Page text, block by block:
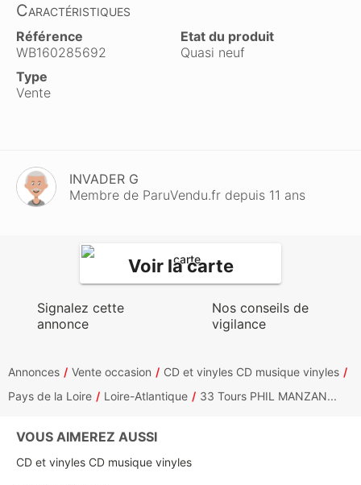
Caractéristiques
Référence
WB160285692
Etat du produit
Quasi neuf
Type
Vente
INVADER G
Membre de ParuVendu.fr depuis 11 ans
Voir la carte
Signalez cette
annonce
Nos conseils de
vigilance
Annonces Vente occasion
CD et vinyles CD musique vinyles
Pays de la Loire
Loire-Atlantique 33 Tours PHIL MANZAN...
VOUS AIMEREZ AUSSI
CD et vinyles CD musique vinyles